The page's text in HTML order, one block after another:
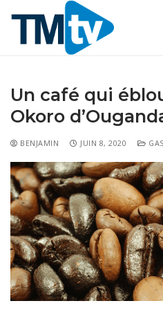
Habitat
Travaux
Pour la maison
Entreprise
Marketing
Finance
Transformation digitale
Web
Société
Un café qui
Okoro
BENJAMIN JUIN 8, 2020